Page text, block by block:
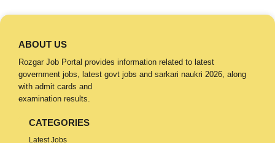
ABOUT US
Rozgar Job Portal provides information related to latest
government jobs, latest govt jobs and sarkari naukri 2026, along
with admit cards and
examination results.
CATEGORIES
Latest Jobs